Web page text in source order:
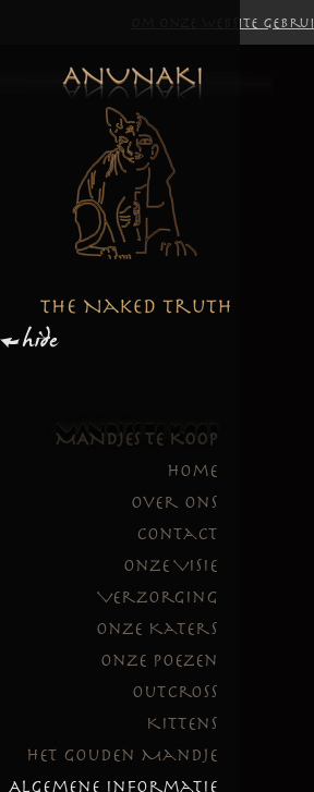
MANDJES TE KOOP
Home
Over Ons
Contact
Onze Visie
Verzorging
Onze Katers
Onze Poezen
Outcross
Kittens
Het Gouden Mandje
Algemene Informatie
Om onze website